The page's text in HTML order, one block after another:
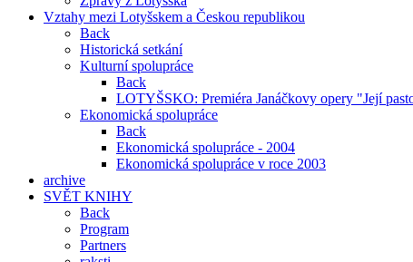
Vztahy mezi Lotyšskem a Českou republikou
Back
Historická setkání
Kulturní spolupráce
Back
LOTYŠSKO: Premiéra Janáčkovy opery "Její
Ekonomická spolupráce
Back
Ekonomická spolupráce - 2004
Ekonomická spolupráce v roce 2003
archive
SVĚT KNIHY
Back
Program
Partners